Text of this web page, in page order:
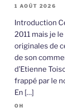
1 AOÛT 2026
Introduction
2011 mais je
originales de
de son
d’Etienne
frappé par le
En […]
OH